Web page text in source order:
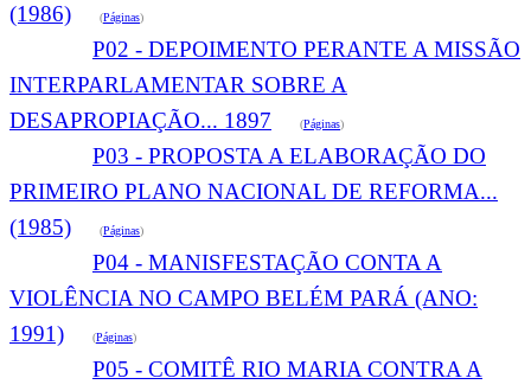
(1986) (Páginas)
P02 - DEPOIMENTO PERANTE A MISSÃO
INTERPARLAMENTAR SOBRE A
DESAPROPIAÇÃO... 1897 (Páginas)
P03 - PROPOSTA A ELABORAÇÃO DO
PRIMEIRO PLANO NACIONAL DE REFORMA...
(1985) (Páginas)
P04 - MANISFESTAÇÃO CONTA A
VIOLÊNCIA NO CAMPO BELÉM PARÁ (ANO:
1991) (Páginas)
P05 - COMITÊ RIO MARIA CONTRA A